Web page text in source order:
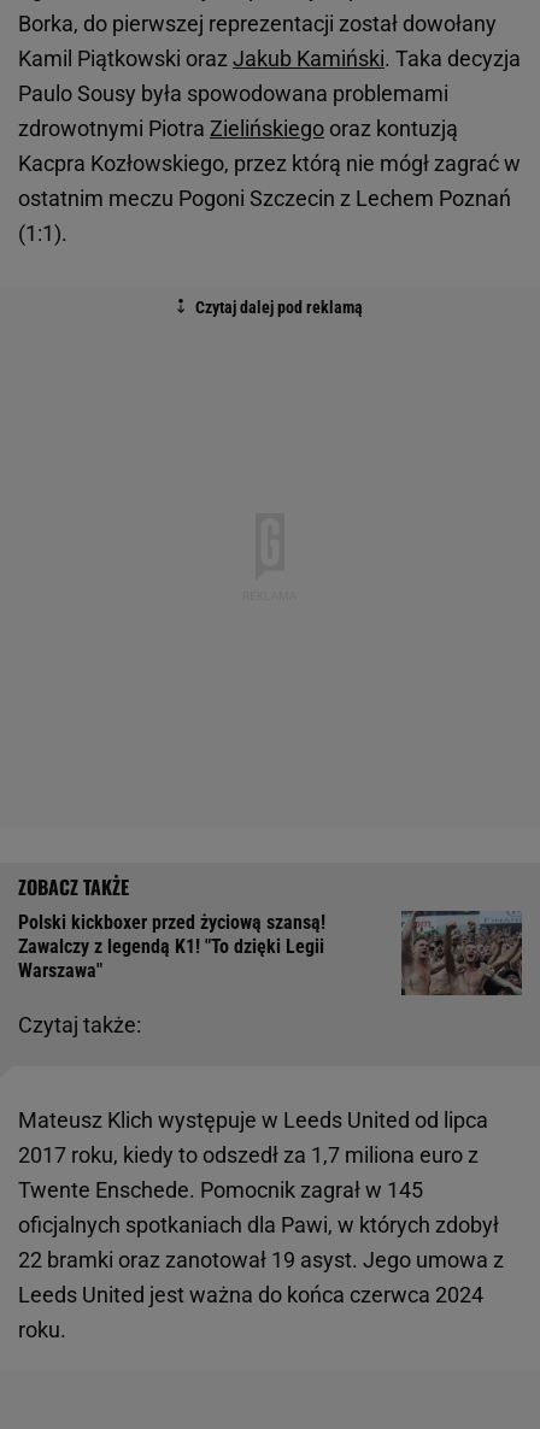
Borka, do pierwszej reprezentacji został dowołany
Kamil Piątkowski orazJakub Kamiński. Taka decyzja
Paulo Sousy była spowodowana problemami
zdrowotnymi Piotra Zielińskiego oraz kontuzją
Kacpra Kozłowskiego, przez którą nie mógł zagrać w
ostatnim meczu Pogoni Szczecin z Lechem Poznań
(1:1).
Czytaj także:
Polski kickboxer przed życiową szansą!
Zawalczy z legendą K1! "To dzięki Legii
Warszawa"
Mateusz Klich występuje w Leeds United od lipca
2017 roku, kiedy to odszedł za 1,7 miliona euro z
Twente Enschede. Pomocnik zagrał w 145
oficjalnych spotkaniach dla Pawi, w których zdobył
22 bramki oraz zanotował 19 asyst. Jego umowa z
Leeds United jest ważna do końca czerwca 2024
roku.